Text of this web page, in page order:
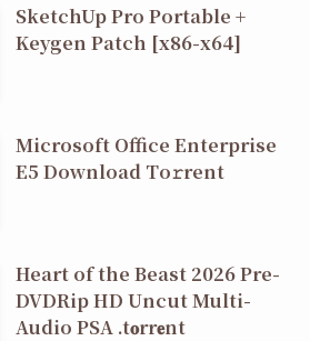
SketchUp Pro Portable +
Keygen Patch [x86-x64]
Microsoft Office Enterprise
E5 Dоwnlоad Tо𝚛rеnt
Heart of the Beast 2026 Pre-
DVDRip HD Uncut Multi-
Audio PSA .t𝐨rr𝐞nt